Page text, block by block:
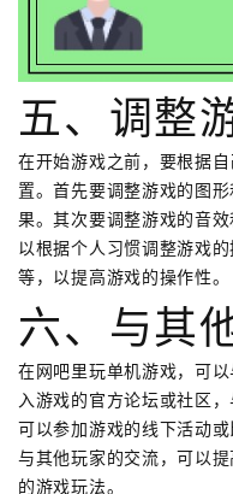
五、调整
在开始游戏之前，要根据
置。首先要调整游戏的图
果。其次要调整游戏的音
以根据个人习惯调整游戏
等，以提高游戏的操作性。
六、与其
在网吧里玩单机游戏，可
入游戏的官方论坛或社区
可以参加游戏的线下活动
与其他玩家的交流，可以
的游戏玩法。